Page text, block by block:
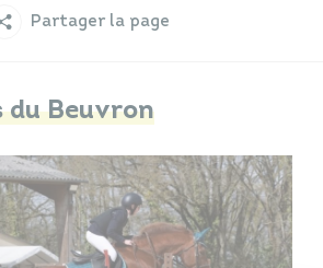
Partager la page
du Beuvron